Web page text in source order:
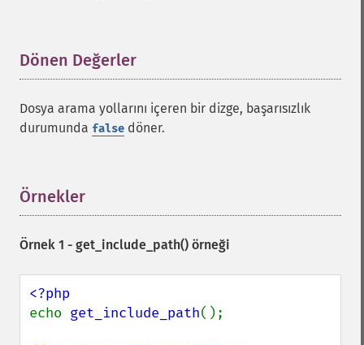
Dönen Değerler
Dosya arama yollarını içeren bir dizge, başarısızlık
durumunda false döner.
Örnekler
Örnek 1 - get_include_path() örneği
echo get_include_path();